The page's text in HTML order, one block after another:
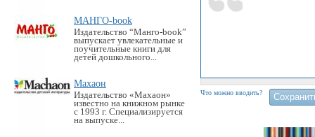
МАНГО-book
Издательство “Манго-book”
выпускает увлекательные и
поучительные книги для
детей дошкольного...
Махаон
Издательство «Махаон»
известно на книжном рынке
с 1993 г. Специализируется
на выпуске...
Что можно вводить?